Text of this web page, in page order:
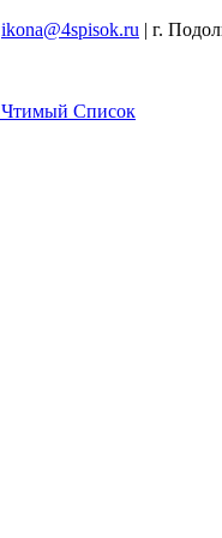
ikona@4spisok.ru | г.